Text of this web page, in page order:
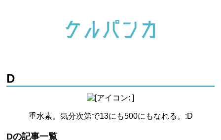
D
重水素。気分次第で13にも500にもなれる。:D
Dの記事一覧